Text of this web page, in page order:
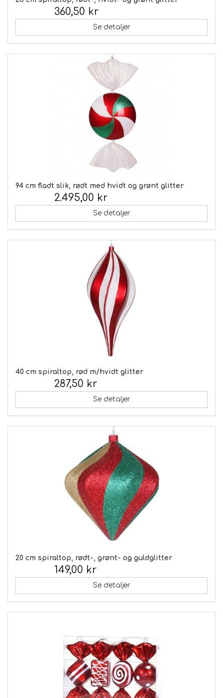
360,50 kr
Se detaljer
94 cm fladt slik, rødt med hvidt og grønt glitter
2.495,00 kr
Se detaljer
40 cm spiraltop, rød m/hvidt glitter
287,50 kr
Se detaljer
20 cm spiraltop, rødt-, grønt- og guldglitter
149,00 kr
Se detaljer